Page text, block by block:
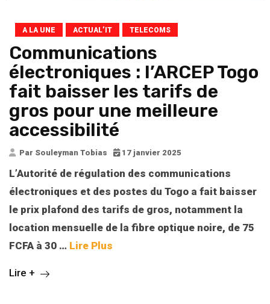
A LA UNE ACTUAL’IT TELECOMS
Communications
électroniques : l’ARCEP Togo
fait baisser les tarifs de
gros pour une meilleure
accessibilité
Par Souleyman Tobias 17 janvier 2025
L’Autorité de régulation des communications
électroniques et des postes du Togo a fait baisser
le prix plafond des tarifs de gros, notamment la
location mensuelle de la fibre optique noire, de 75
FCFA à 30 … Lire Plus
Lire +